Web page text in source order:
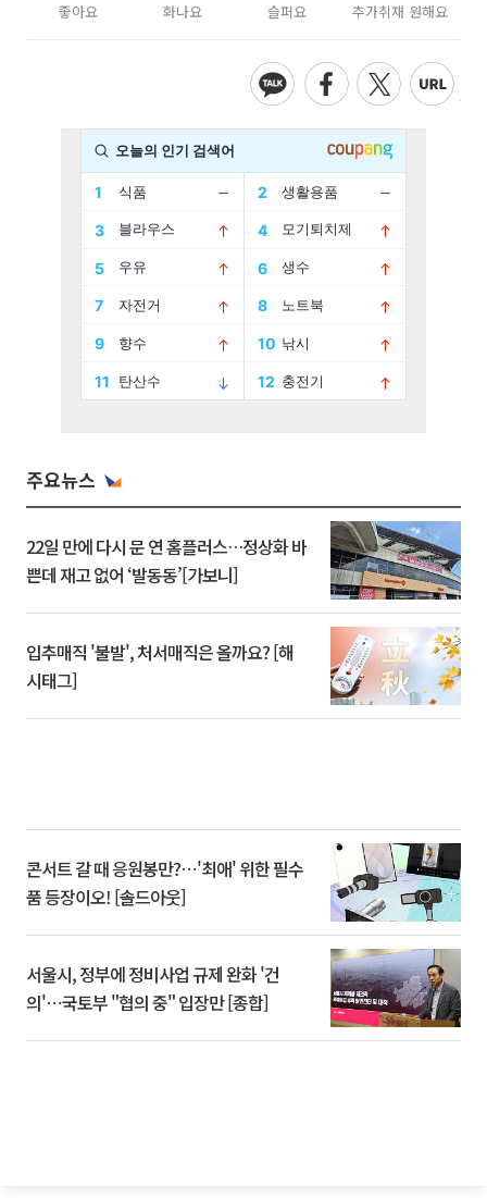
좋아요 화나요 슬퍼요 추가취재 원해요
주요뉴스
22일 만에 다시 문 연 홈플러스…정상화 바
쁜데 재고 없어 ‘발동동’[가보니]
입추매직 '불발', 처서매직은 올까요? [해
시태그]
콘서트 갈 때 응원봉만?⋯'최애' 위한 필수
품 등장이오! [솔드아웃]
서울시, 정부에 정비사업 규제 완화 '건
의'⋯국토부 "협의 중" 입장만 [종합]